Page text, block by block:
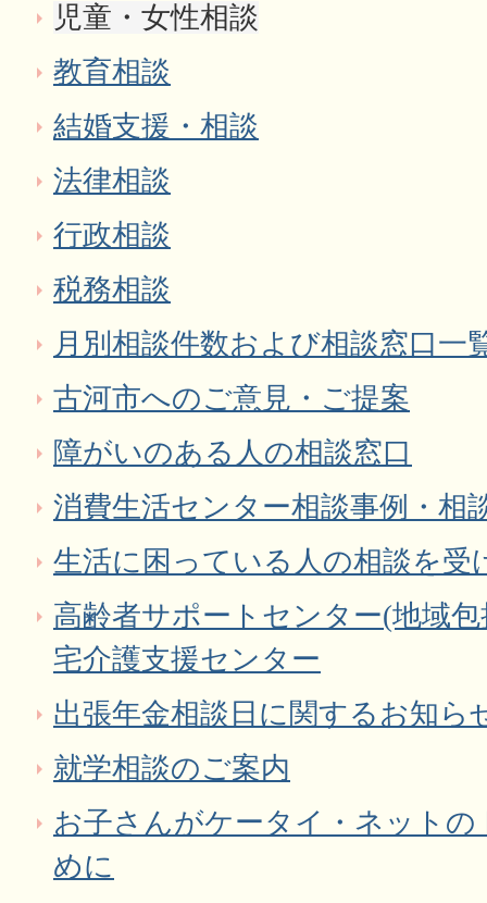
児童・女性相談
教育相談
結婚支援・相談
法律相談
行政相談
税務相談
月別相談件数および相談窓口一
古河市へのご意見・ご提案
障がいのある人の相談窓口
消費生活センター相談事例・相
生活に困っている人の相談を受
高齢者サポートセンター(地域
宅介護支援センター
出張年金相談日に関するお知ら
就学相談のご案内
お子さんがケータイ・ネット
めに